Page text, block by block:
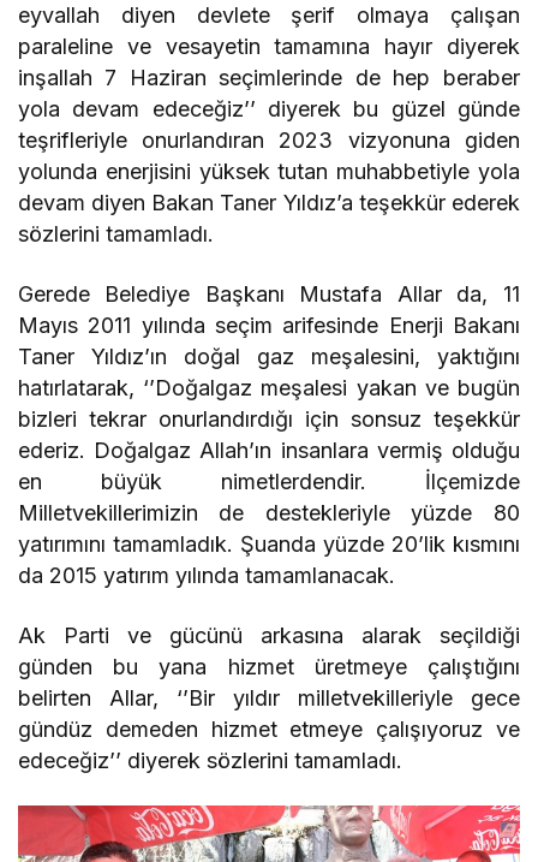
eyvallah diyen devlete şerif olmaya çalışan
paraleline ve vesayetin tamamına hayır diyerek
inşallah 7 Haziran seçimlerinde de hep beraber
yola devam edeceğiz’’ diyerek bu güzel günde
teşrifleriyle onurlandıran 2023 vizyonuna giden
yolunda enerjisini yüksek tutan muhabbetiyle yola
devam diyen Bakan Taner Yıldız’a teşekkür ederek
sözlerini tamamladı.
Gerede Belediye Başkanı Mustafa Allar da, 11
Mayıs 2011 yılında seçim arifesinde Enerji Bakanı
Taner Yıldız’ın doğal gaz meşalesini, yaktığını
hatırlatarak, ‘’Doğalgaz meşalesi yakan ve bugün
bizleri tekrar onurlandırdığı için sonsuz teşekkür
ederiz. Doğalgaz Allah’ın insanlara vermiş olduğu
en büyük nimetlerdendir. İlçemizde
Milletvekillerimizin de destekleriyle yüzde 80
yatırımını tamamladık. Şuanda yüzde 20’lik kısmını
da 2015 yatırım yılında tamamlanacak.
Ak Parti ve gücünü arkasına alarak seçildiği
günden bu yana hizmet üretmeye çalıştığını
belirten Allar, ‘’Bir yıldır milletvekilleriyle gece
gündüz demeden hizmet etmeye çalışıyoruz ve
edeceğiz’’ diyerek sözlerini tamamladı.